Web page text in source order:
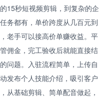
15秒短视频剪辑，到复杂的企
务都有，单价跨度从几百元到
老手可以接高价单赚收益。平
佣金，完工验收后就能直接结
问题。入驻流程简单，上传自
发布个人技能介绍，吸引客户
从基础剪辑、简单配音做起，